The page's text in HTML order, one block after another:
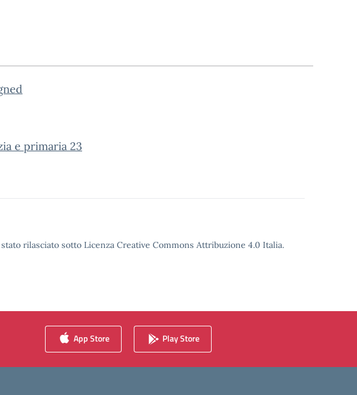
e primaria 23
rilasciato sotto Licenza Creative Commons Attribuzione 4.0 Italia.
App Store Play Store